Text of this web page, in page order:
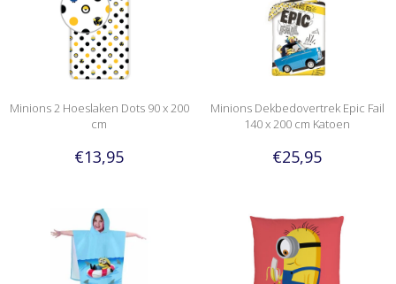
Minions 2 Hoeslaken Dots 90 x 200
cm
€13,95
Minions Dekbedovertrek Epic Fail
140 x 200 cm Katoen
€25,95